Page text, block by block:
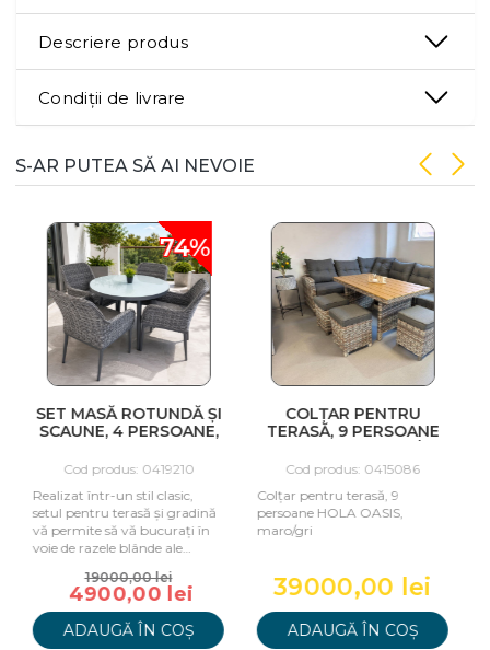
Descriere produs
Condiții de livrare
S-AR PUTEA SĂ AI NEVOIE
74%
SET MASĂ ROTUNDĂ ȘI
SCAUNE, 4 PERSOANE,
ANTRACIT
Cod produs: 0419210
Realizat într-un stil clasic,
setul pentru terasă și gradină
vă permite să vă bucurați în
voie de razele blânde ale
19000,00 lei
4900,00 lei
ADAUGĂ ÎN COȘ
COLȚAR PENTRU
TERASĂ, 9 PERSOANE
Cod produs: 0415086
Colțar pentru terasă, 9
persoane HOLA OASIS,
maro/gri
39000,00 lei
ADAUGĂ ÎN COȘ